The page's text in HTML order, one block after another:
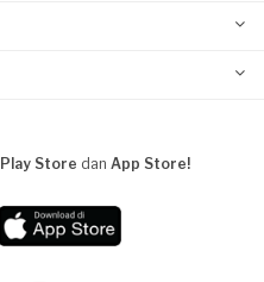
Play Store dan App Store!